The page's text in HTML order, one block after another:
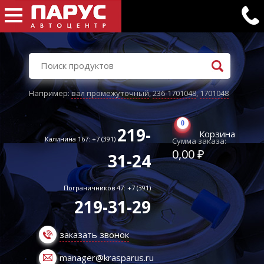
Например:вал промежуточный,236-1701048,1701048
Калинина 167: +7 (391) 219-
31-24
Пограничников 47: +7 (391)
219-31-29
заказать звонок
manager@krasparus.ru
0
Корзина
Сумма заказа:
0,00 ₽